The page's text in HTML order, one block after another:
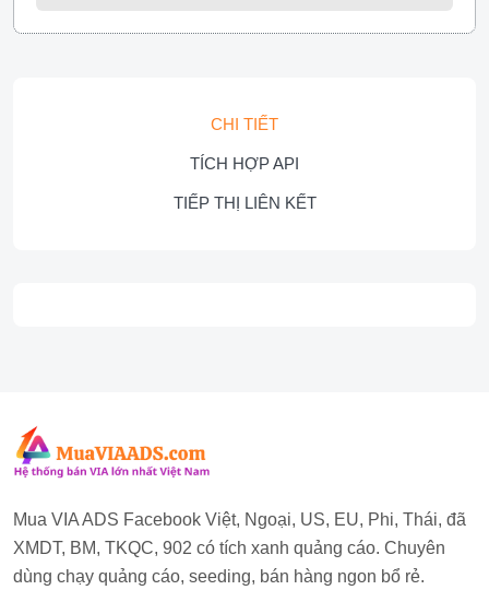
CHI TIẾT
TÍCH HỢP API
TIẾP THỊ LIÊN KẾT
Mua VIA ADS Facebook Việt, Ngoại, US, EU, Phi, Thái, đã
XMDT, BM, TKQC, 902 có tích xanh quảng cáo. Chuyên
dùng chạy quảng cáo, seeding, bán hàng ngon bổ rẻ.